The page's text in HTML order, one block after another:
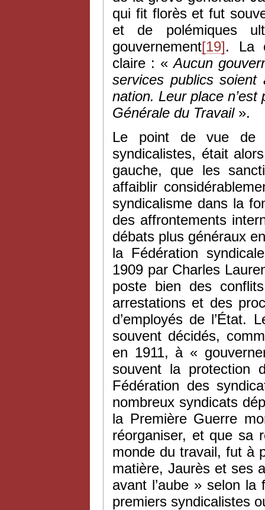
qui fit florès et fut
et de polémiques
gouvernement[19]. La
claire : «Aucun
services publics
nation. Leur place
Générale du Travail».
Le point de vue de
syndicalistes, était
gauche, que les
affaiblir
syndicalisme dans la
des affrontements
débats plus généraux
la Fédération
1909 par Charles
poste bien des
arrestations et des
d’employés de l’État.
souvent décidés,
en 1911, à «
souvent la protection
Fédération des
nombreux syndicats
la Première Guerre
réorganiser, et que sa
monde du travail, fut à
matière, Jaurès et ses
avant l’aube » selon la
premiers syndicalistes